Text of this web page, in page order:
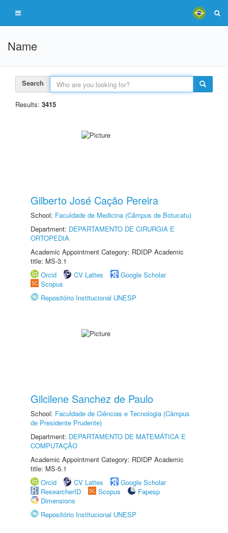
Name
Search
Results: 3415
Gilberto José Cação Pereira
School: Faculdade de Medicina (Câmpus de Botucatu)
Department: DEPARTAMENTO DE CIRURGIA E
ORTOPEDIA
Academic Appointment Category: RDIDP Academic
title: MS-3.1
Orcid
CV Lattes
Google Scholar
Scopus
Repositório Institucional UNESP
Gilcilene Sanchez de Paulo
School: Faculdade de Ciências e Tecnologia (Câmpus
de Presidente Prudente)
Department: DEPARTAMENTO DE MATEMÁTICA E
COMPUTAÇÃO
Academic Appointment Category: RDIDP Academic
title: MS-5.1
Orcid
CV Lattes
Google Scholar
ResearcherID
Scopus
Fapesp
Dimensions
Repositório Institucional UNESP